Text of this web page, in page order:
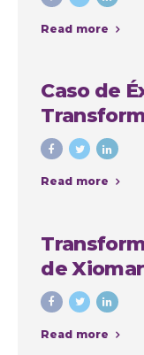
Read more
Caso de
Cristina
Colombia
Read more
de
Colombia
Read more